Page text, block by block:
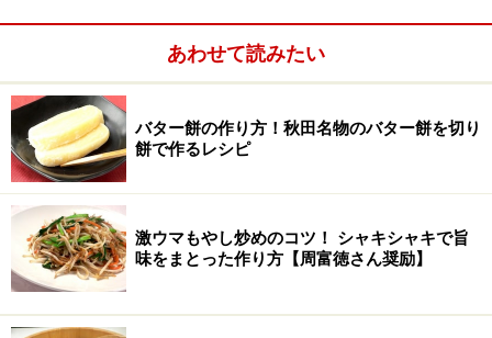
パンプキンプリン
す。秋にますますビタミン豊富になるかぼちゃを味わ
う、ホームメイドだからこそおいしいヘルシースイーツ
です。かぼちゃの大量消費にもおすすめ。ハロウィンに
もぴったりです。
かぼちゃたっぷりパンプキンプリンレシピ…かぼちゃの
大量消費にも！
かぼちゃのパウンドケーキ
あわせて読みたい
バター餅の作り方！秋田名物のバター餅を切り
餅で作るレシピ
激ウマもやし炒めのコツ！ シャキシャキで旨
味をまとった作り方【周富徳さん奨励】